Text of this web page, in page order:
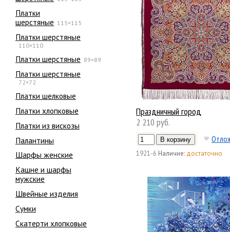
Платки
шерстяные 115×115
Платки шерстяные
110×110
Платки шерстяные 89×89
Платки шерстяные
72×72
Платки шелковые
Платки хлопковые
Платки из вискозы
Палантины
Шарфы женские
Кашне и шарфы
мужские
Швейные изделия
Сумки
Скатерти хлопковые
Праздничный город
2 210 руб.
1921-6 Наличие: достаточно